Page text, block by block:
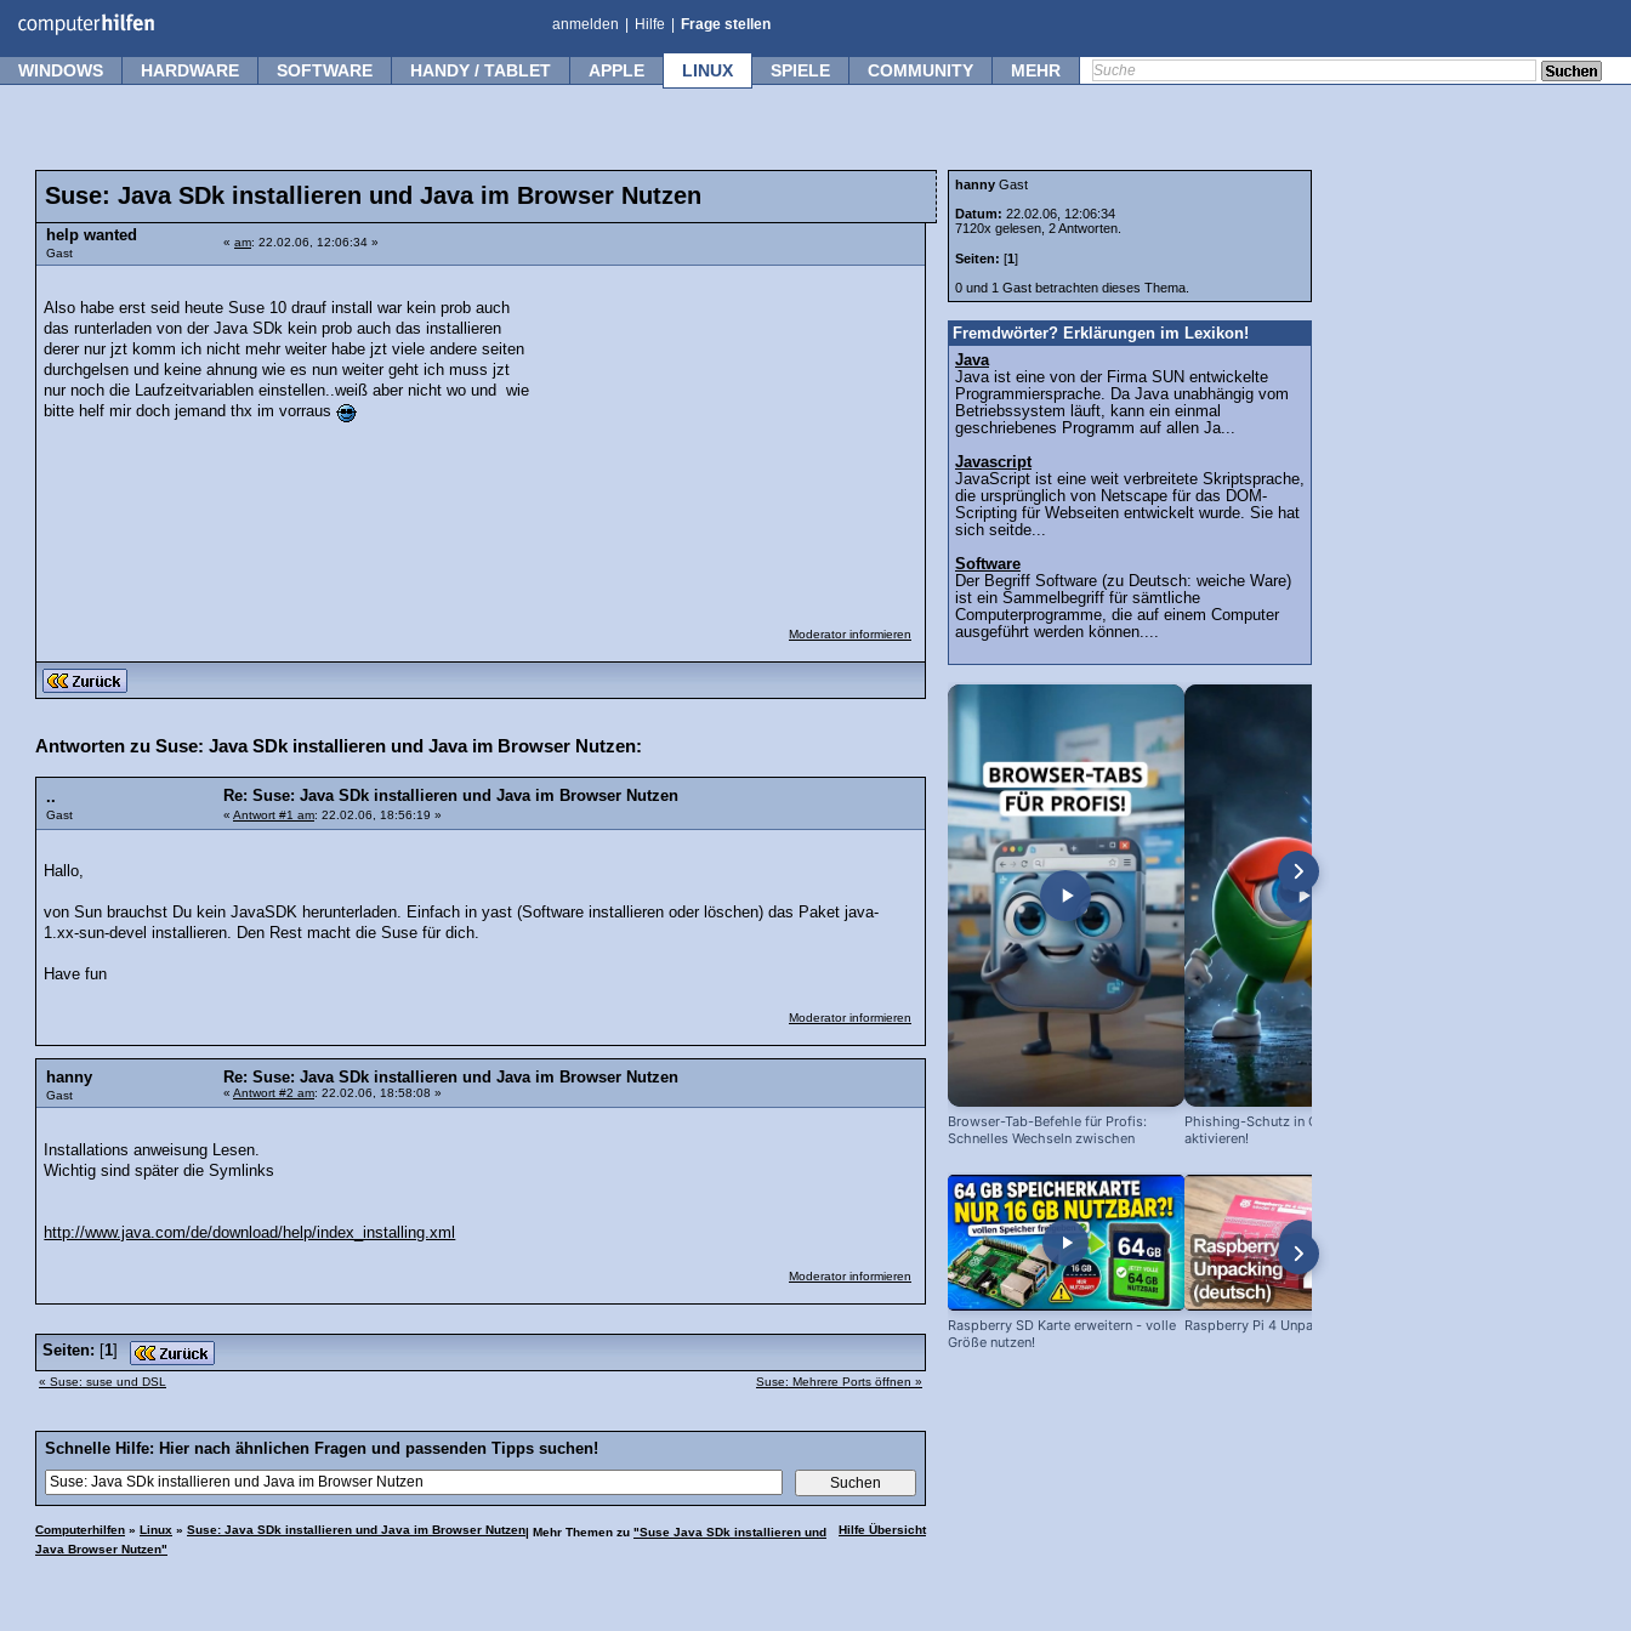
anmelden Hilfe Frage stellen
WINDOWS HARDWARE SOFTWARE HANDY / TABLET APPLE LINUX SPIELE COMMUNITY MEHR
Suse: Java SDk installieren und Java im Browser Nutzen
help wanted
Gast
« am: 22.02.06, 12:06:34 »
Also habe erst seid heute Suse 10 drauf install war kein prob auch
das runterladen von der Java SDk kein prob auch das installieren
derer nur jzt komm ich nicht mehr weiter habe jzt viele andere seiten
durchgelsen und keine ahnung wie es nun weiter geht ich muss jzt
nur noch die Laufzeitvariablen einstellen..weiß aber nicht wo und wie
bitte helf mir doch jemand thx im vorraus
Moderator informieren
Antworten zu Suse: Java SDk installieren und Java im Browser Nutzen:
..
Gast
Re: Suse: Java SDk installieren und Java im Browser Nutzen
« Antwort #1 am: 22.02.06, 18:56:19 »
Hallo,
von Sun brauchst Du kein JavaSDK herunterladen. Einfach in yast (Software installieren oder löschen) das Paket java-
1.xx-sun-devel installieren. Den Rest macht die Suse für dich.
Have fun
Moderator informieren
hanny
Gast
Re: Suse: Java SDk installieren und Java im Browser Nutzen
« Antwort #2 am: 22.02.06, 18:58:08 »
Installations anweisung Lesen.
Wichtig sind später die Symlinks
http://www.java.com/de/download/help/index_installing.xml
Moderator informieren
Seiten: [1]
« Suse: suse und DSL Suse: Mehrere Ports öffnen »
Schnelle Hilfe: Hier nach ähnlichen Fragen und passenden Tipps suchen!
Computerhilfen » Linux » Suse: Java SDk installieren und Java im Browser Nutzen Hilfe Übersicht
| Mehr Themen zu "Suse Java SDk installieren und
Java Browser Nutzen"
hanny Gast
Datum: 22.02.06, 12:06:34
7120x gelesen, 2 Antworten.
Seiten: [1]
0 und 1 Gast betrachten dieses Thema.
Fremdwörter? Erklärungen im Lexikon!
Java
Java ist eine von der Firma SUN entwickelte
Programmiersprache. Da Java unabhängig vom
Betriebssystem läuft, kann ein einmal
geschriebenes Programm auf allen Ja...
Javascript
JavaScript ist eine weit verbreitete Skriptsprache,
die ursprünglich von Netscape für das DOM-
Scripting für Webseiten entwickelt wurde. Sie hat
sich seitde...
Software
Der Begriff Software (zu Deutsch: weiche Ware)
ist ein Sammelbegriff für sämtliche
Computerprogramme, die auf einem Computer
ausgeführt werden können....
Browser-Tab-Befehle für Profis:
Schnelles Wechseln zwischen
Phishing-Schutz in Chrome
aktivieren!
Raspberry SD Karte erweitern - volle
Größe nutzen!
Raspberry Pi 4 Unpacking (deutsch)